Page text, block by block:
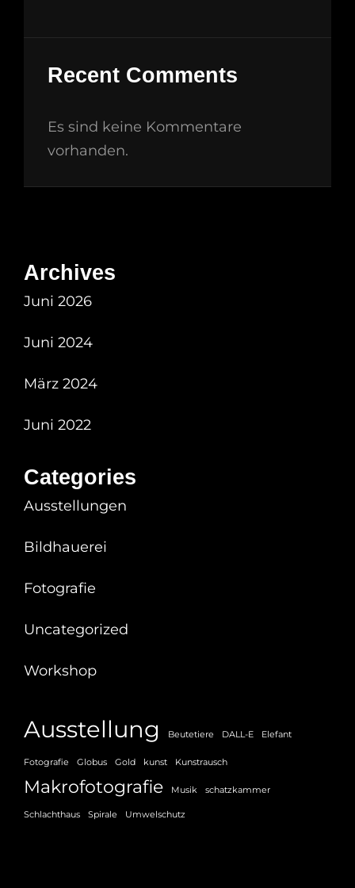
Recent Comments
Es sind keine Kommentare
vorhanden.
Archives
Juni 2026
Juni 2024
März 2024
Juni 2022
Categories
Ausstellungen
Bildhauerei
Fotografie
Uncategorized
Workshop
Ausstellung Beutetiere DALL-E Elefant
Fotografie Globus Gold kunst Kunstrausch
Makrofotografie Musik schatzkammer
Schlachthaus Spirale Umwelschutz